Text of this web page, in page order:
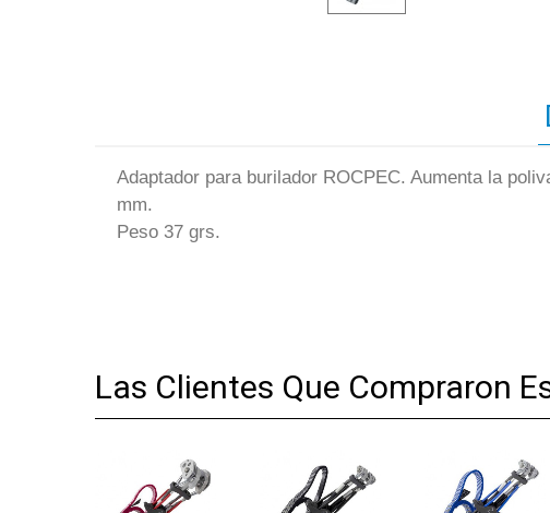
Adaptador para burilador ROCPEC. Aumenta la
mm.
Peso 37 grs.
MicrosoftInternetExplorer4
Las Clientes Que Compraron